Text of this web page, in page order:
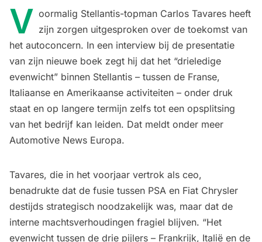
V oormalig Stellantis-topman Carlos Tavares heeft
zijn zorgen uitgesproken over de toekomst van
het autoconcern. In een interview bij de presentatie
van zijn nieuwe boek zegt hij dat het “drieledige
evenwicht” binnen Stellantis – tussen de Franse,
Italiaanse en Amerikaanse activiteiten – onder druk
staat en op langere termijn zelfs tot een opsplitsing
van het bedrijf kan leiden. Dat meldt onder meer
Automotive News Europa.
Tavares, die in het voorjaar vertrok als ceo,
benadrukte dat de fusie tussen PSA en Fiat Chrysler
destijds strategisch noodzakelijk was, maar dat de
interne machtsverhoudingen fragiel blijven. “Het
evenwicht tussen de drie pijlers – Frankrijk, Italië en de